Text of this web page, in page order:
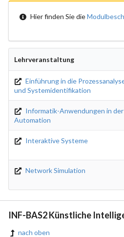
Hier finden Sie die
Lehrveranstaltung
Einführung in die
und Systemidentifikation
Informatik-Anwendungen in der
Automation
Interaktive Systeme
Network Simulation
INF-BAS2 Künstliche
nach oben